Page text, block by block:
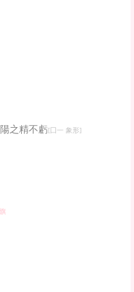
之精不虧[囗一 象形]